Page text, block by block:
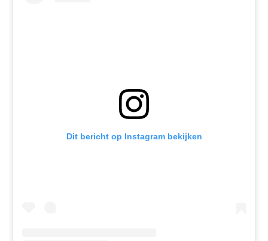
Dit bericht op Instagram bekijken